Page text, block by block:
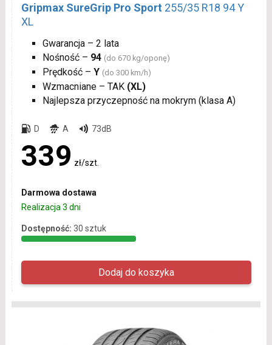
Gripmax SureGrip Pro Sport 255/35 R18 94 Y
XL
Gwarancja – 2 lata
Nośność – 94 (do 670 kg/oponę)
Prędkość – Y (do 300 km/h)
Wzmacniane – TAK (XL)
Najlepsza przyczepność na mokrym (klasa A)
D A 73dB
339 zł/szt.
Darmowa dostawa
Realizacja 3 dni
Dostępność: 30 sztuk